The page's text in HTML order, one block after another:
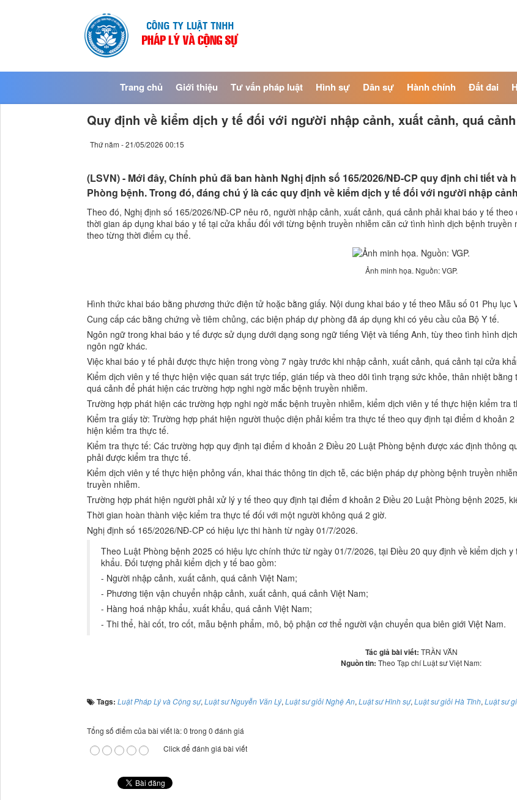
Trang chủ Giới thiệu Tư vấn pháp luật Hình sự Dân sự Hành chính Đất đai
Quy định về kiểm dịch y tế đối với người nhập cảnh, xuất cảnh, quá cảnh
Thứ năm - 21/05/2026 00:15
(LSVN) - Mới đây, Chính phủ đã ban hành Nghị định số 165/2026/NĐ-CP quy định chi tiết
Phòng bệnh. Trong đó, đáng chú ý là các quy định về kiểm dịch y tế đối với người nhập
Theo đó, Nghị định số 165/2026/NĐ-CP nêu rõ, người nhập cảnh, xuất cảnh, quá cảnh phải khai báo y tế
thời gian áp dụng khai báo y tế tại cửa khẩu đối với từng bệnh truyền nhiễm căn cứ tình hình dịch bệnh
theo từng thời điểm cụ thể.
Ảnh minh họa. Nguồn: VGP.
Hình thức khai báo bằng phương thức điện tử hoặc bằng giấy. Nội dung khai báo y tế theo Mẫu số 01 Phụ
Cung cấp các bằng chứng về tiêm chủng, các biện pháp dự phòng đã áp dụng khi có yêu cầu của Bộ Y tế.
Ngôn ngữ trong khai báo y tế được sử dụng dưới dạng song ngữ tiếng Việt và tiếng Anh, tùy theo tình hình
ngôn ngữ khác.
Việc khai báo y tế phải được thực hiện trong vòng 7 ngày trước khi nhập cảnh, xuất cảnh, quá cảnh tại cửa
Kiểm dịch viên y tế thực hiện việc quan sát trực tiếp, gián tiếp và theo dõi tình trạng sức khỏe, thân nhiệt
quá cảnh để phát hiện các trường hợp nghi ngờ mắc bệnh truyền nhiễm.
Trường hợp phát hiện các trường hợp nghi ngờ mắc bệnh truyền nhiễm, kiểm dịch viên y tế thực hiện kiểm tra
Kiểm tra giấy tờ: Trường hợp phát hiện người thuộc diện phải kiểm tra thực tế theo quy định tại điểm d khoản
hiện kiểm tra thực tế.
Kiểm tra thực tế: Các trường hợp quy định tại điểm d khoản 2 Điều 20 Luật Phòng bệnh được xác định thông
phải được kiểm tra thực tế.
Kiểm dịch viên y tế thực hiện phỏng vấn, khai thác thông tin dịch tễ, các biện pháp dự phòng bệnh truyền
truyền nhiễm.
Trường hợp phát hiện người phải xử lý y tế theo quy định tại điểm đ khoản 2 Điều 20 Luật Phòng bệnh 2025,
Thời gian hoàn thành việc kiểm tra thực tế đối với một người không quá 2 giờ.
Nghị định số 165/2026/NĐ-CP có hiệu lực thi hành từ ngày 01/7/2026.
Theo Luật Phòng bệnh 2025 có hiệu lực chính thức từ ngày 01/7/2026, tại Điều 20 quy định về kiểm dịch
khẩu. Đối tượng phải kiểm dịch y tế bao gồm:
- Người nhập cảnh, xuất cảnh, quá cảnh Việt Nam;
- Phương tiện vận chuyển nhập cảnh, xuất cảnh, quá cảnh Việt Nam;
- Hàng hoá nhập khẩu, xuất khẩu, quá cảnh Việt Nam;
- Thi thể, hài cốt, tro cốt, mẫu bệnh phẩm, mô, bộ phận cơ thể người vận chuyển qua biên giới Việt Nam.
Tác giả bài viết: TRẦN VĂN
Nguồn tin: Theo Tạp chí Luật sư Việt Nam:
Tags: Luật Pháp Lý và Cộng sự, Luật sư Nguyễn Văn Lý, Luật sư giỏi Nghệ An, Luật sư Hình sự, Luật sư giỏi Hà Tĩnh, Luật sư
Tổng số điểm của bài viết là: 0 trong 0 đánh giá
Click để đánh giá bài viết